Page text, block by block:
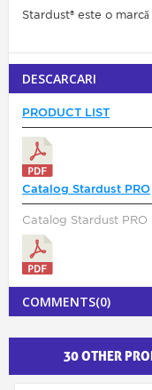
Stardust® este o
DESCARCARI
PRODUCT LIST
Catalog Stardust PRO
Catalog Stardust PRO
COMMENTS(0)
30 OTHER